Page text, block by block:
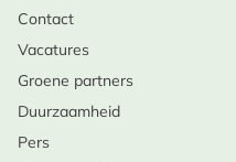
Contact
Vacatures
Groene partners
Duurzaamheid
Pers